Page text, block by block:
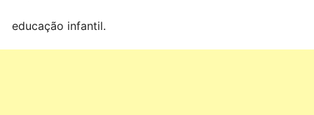
educação infantil.